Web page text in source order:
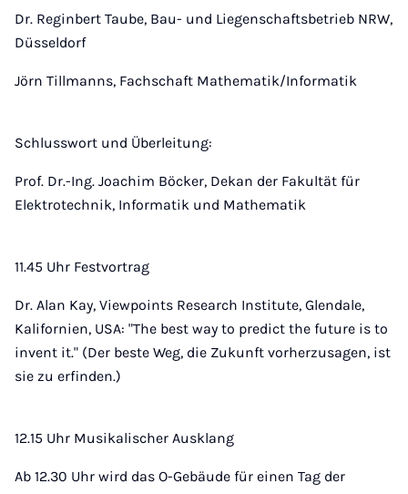
Dr. Reginbert Taube, Bau- und Liegenschaftsbetrieb NRW,
Düsseldorf
Jörn Tillmanns, Fachschaft Mathematik/Informatik
Schlusswort und Überleitung:
Prof. Dr.-Ing. Joachim Böcker, Dekan der Fakultät für
Elektrotechnik, Informatik und Mathematik
11.45 Uhr Festvortrag
Dr. Alan Kay, Viewpoints Research Institute, Glendale,
Kalifornien, USA: "The best way to predict the future is to
invent it." (Der beste Weg, die Zukunft vorherzusagen, ist
sie zu erfinden.)
12.15 Uhr Musikalischer Ausklang
Ab 12.30 Uhr wird das O-Gebäude für einen Tag der